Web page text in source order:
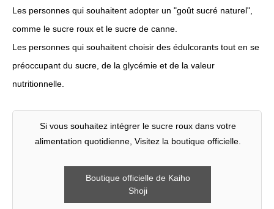
Les personnes qui souhaitent adopter un "goût sucré naturel",
comme le sucre roux et le sucre de canne.
Les personnes qui souhaitent choisir des édulcorants tout en se
préoccupant du sucre, de la glycémie et de la valeur
nutritionnelle.
Si vous souhaitez intégrer le sucre roux dans votre
alimentation quotidienne, Visitez la boutique officielle.
Boutique officielle de Kaiho
Shoji